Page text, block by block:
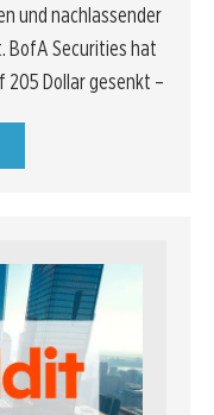
und nachlassender
BofA Securities hat
205 Dollar gesenkt –